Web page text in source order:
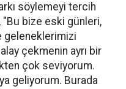
söylemeyi tercih
"Bu bize eski günleri,
geleneklerimizi
çekmenin ayrı bir
çok seviyorum.
geliyorum. Burada